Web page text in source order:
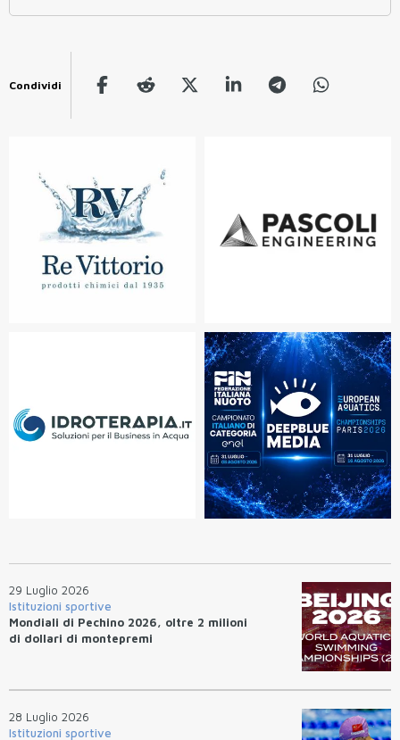
Condividi
29 Luglio 2026
Istituzioni sportive
Mondiali di Pechino 2026, oltre 2 milioni
di dollari di montepremi
28 Luglio 2026
Istituzioni sportive